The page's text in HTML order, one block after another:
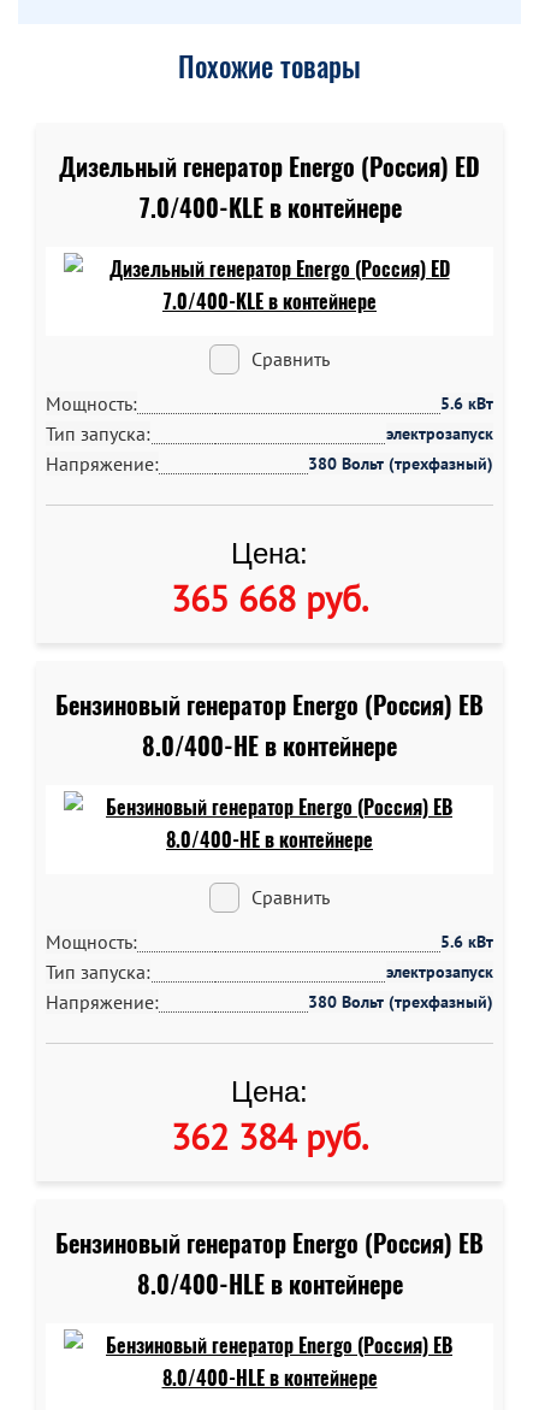
Похожие товары
Дизельный генератор Energo (Россия) ED
7.0/400-KLE в контейнере
Сравнить
Мощность:
5.6 кВт
Тип запуска: электрозапуск
Напряжение: 380 Вольт (трехфазный)
Цена:
365 668 руб.
Бензиновый генератор Energo (Россия) EB
8.0/400-HE в контейнере
Сравнить
Мощность:
5.6 кВт
Тип запуска: электрозапуск
Напряжение: 380 Вольт (трехфазный)
Цена:
362 384 руб.
Бензиновый генератор Energo (Россия) EB
8.0/400-HLE в контейнере